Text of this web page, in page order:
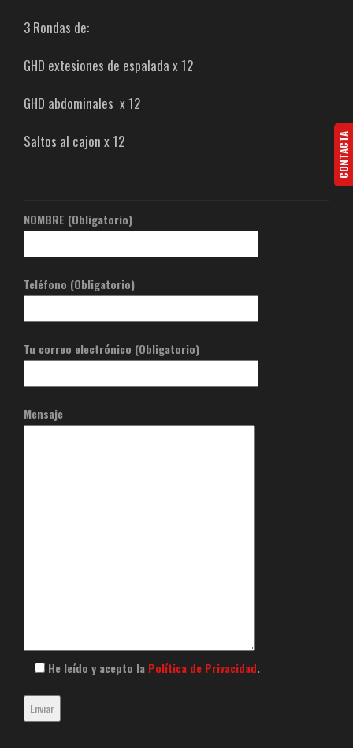
3 Rondas de:
GHD extesiones de espalada x 12
GHD abdominales x 12
Saltos al cajon x 12
NOMBRE (Obligatorio)
Teléfono (Obligatorio)
Tu correo electrónico (Obligatorio)
Mensaje
He leído y acepto la Política de Privacidad.
CONTACTA